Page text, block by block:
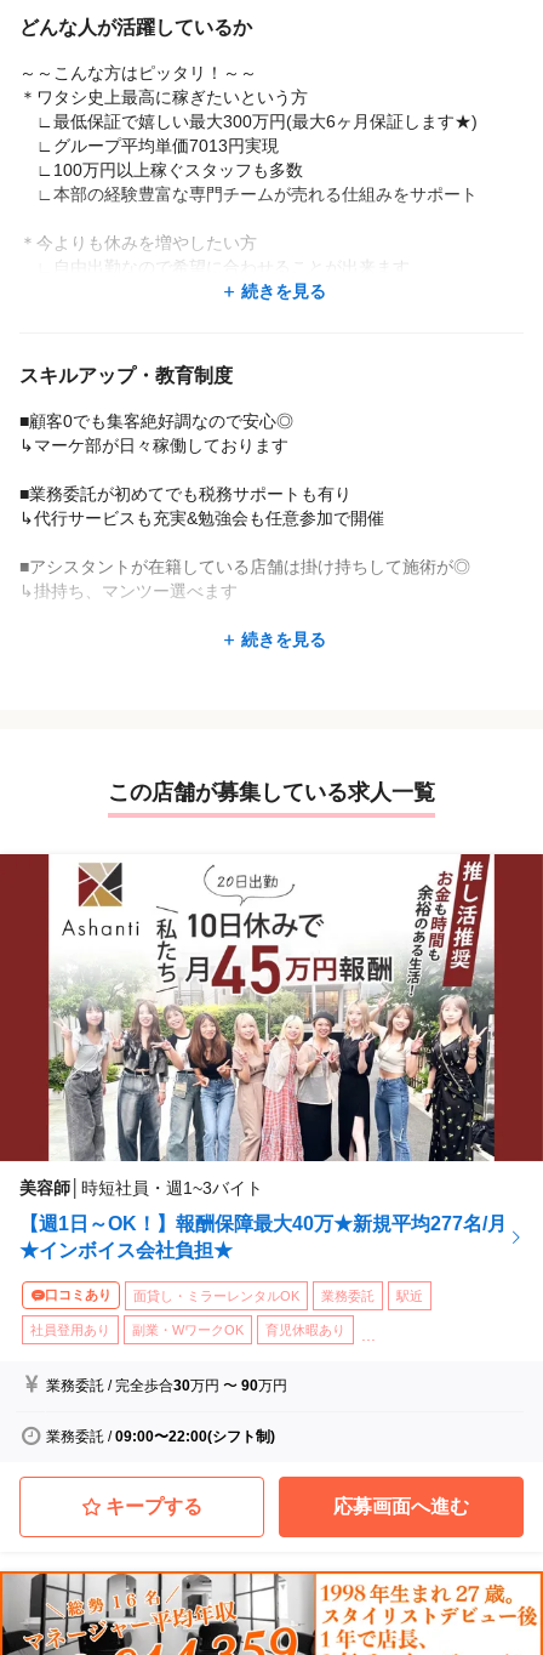
＼雇用条件には絶対的な自信あり！／
✓驚異的な高歩合【フリー55％ 指名60％ 面貸し最大85％※売
り上げによって変動】でやる気を後押し！
※口コミ手当・指名料・勤続年数割増・交通費全額支給等もあ
り◎※規定あり
◆3位：自由な働き方
✓休みも保障制度も自由に選べるのでプライベートも大事にでき
＿＿＿＿＿＿＿＿＿＿＿＿＿＿＿＿＿＿＿＿＿＿
「集客」「仲間」「経営」と3つの経験豊富な専門のチームがしっ
働き方の相談からキャリアアップのことなどスタッフケアを強化
しているため、「こんなに丁寧に話を聞いてくれるなんて心強
《圧倒的な集客》×《驚異的な高待遇》×《選べる働き方》
そこが綺麗ごと抜きに他とは決定的に違うところだと思います。
仲間の為にお店がいる、そこにお客様がたくさん来てくれてい
る、だからより仲間が輝く、お客様も幸せになれる、その幸せが
スタッフの夢を叶えると思っております。
なのでお客様はその次2番目なのです!
決してお客様をないがしろにしているわけではなく、お客様の人
生を変えてしまう超重要な仕事だと思います。
だからこそ仲間が幸せでなければならないとAshantiは考えていま
す。
そんな環境だからこそ、スタッフ間はとても良好です。
自信をもって言える最高の仲間たちです。
是非一度サロン見学にご来店してみてはいかがでしょうか。
非日常的な贅沢極上空間♪
どんな人が活躍しているか
～～こんな方はピッタリ！～～
＊ワタシ史上最高に稼ぎたいという方
∟最低保証で嬉しい最大300万円(最大6ヶ月保証します★)
∟グループ平均単価7013円実現
∟100万円以上稼ぐスタッフも多数
∟本部の経験豊富な専門チームが売れる仕組みをサポート
＊今よりも休みを増やしたい方
∟自由出勤なので希望に合わせることが出来ます
∟シフト制で月によって働き方を変えられる仕組みです
＊施術に集中したい、ビラ配りはしたくないという方
∟某集客サイトでAWARD受賞歴があるくらい本部が力を入れて
いるので安心して施術に専念できます◎
∟ビラ配りなどの自力集客は必要ありません！
＊家庭との両立を目指すママさん美容師
∟出勤時間、勤務時間は日によって調整可能
∟『働きたい場所で、働きたい時間だけ！』高単価なので限ら
∟子どもの保育園や学校の時間だけ働けます
∟学校行事や家族イベントに合わせて休みが取れます
という方も年齢関係なく、努力次第でチャンスは沢山あります！
＊ママさん/パパさんスタッフ多数在籍中
＊美容師をしながら別の夢にもチャレンジしたい方
＊ダブルワークで副業希望の方
＊ご家庭を優先にワークライフバランスを重視したい方
など、多様な方々に合わせた多彩な働き方を提案。
ダイバーシティ推進企業です。
続きを見る
スキルアップ・教育制度
■顧客0でも集客絶好調なので安心◎
↳マーケ部が日々稼働しております
■業務委託が初めてでも税務サポートも有り
↳代行サービスも充実&勉強会も任意参加で開催
■アシスタントが在籍している店舗は掛け持ちして施術が◎
↳掛持ち、マンツー選べます
■弊社・外部講師などを呼んで講習会を開催(希望者)
■人生を豊かにするために収入は不可欠
安定した収入&夢が持てる環境です。
【Ashantiで活躍できるワケ】
■フォローアップ講習あり!
デビュー後のフォローもバッチリ!
自信が無いまま入客なんて無茶はしません×
続きを見る
この店舗が募集している求人一覧
美容師 時短社員・週1~3バイト
【週1日～OK！】報酬保障最大40万★新規平均277名/月
★インボイス会社負担★
口コミあり 面貸し・ミラーレンタルOK 業務委託 駅近
社員登用あり 副業・WワークOK 育児休暇あり
業務委託 /完全歩合30万円 〜90万円
業務委託 /09:00〜22:00(シフト制)
キープする 応募画面へ進む